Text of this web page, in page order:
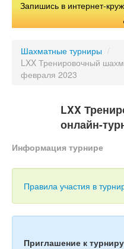
Олимпиады
Конкурсы
Книги
Запишись в интернет-
Шахматные турниры /
LXX Тренировочный
февраля 2023
LXX
онлайн-
Информация турнире
Правила участия в
Приглашение к турниру